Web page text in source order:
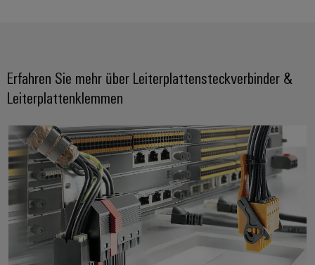
Erfahren Sie mehr über Leiterplattensteckverbinder &
Leiterplattenklemmen
Always a connection ahead.